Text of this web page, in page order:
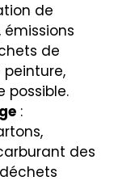
de
de
possible.
:
des